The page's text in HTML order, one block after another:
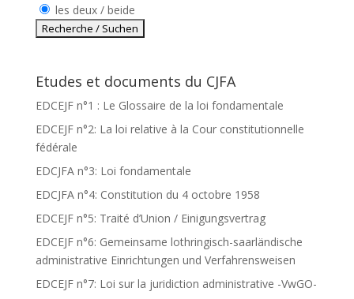
les deux / beide
Etudes et documents du CJFA
EDCEJF n°1 : Le Glossaire de la loi fondamentale
EDCEJF n°2: La loi relative à la Cour constitutionnelle
fédérale
EDCJFA n°3: Loi fondamentale
EDCJFA n°4: Constitution du 4 octobre 1958
EDCEJF n°5: Traité d’Union / Einigungsvertrag
EDCEJF n°6: Gemeinsame lothringisch-saarländische
administrative Einrichtungen und Verfahrensweisen
EDCEJF n°7: Loi sur la juridiction administrative -VwGO-